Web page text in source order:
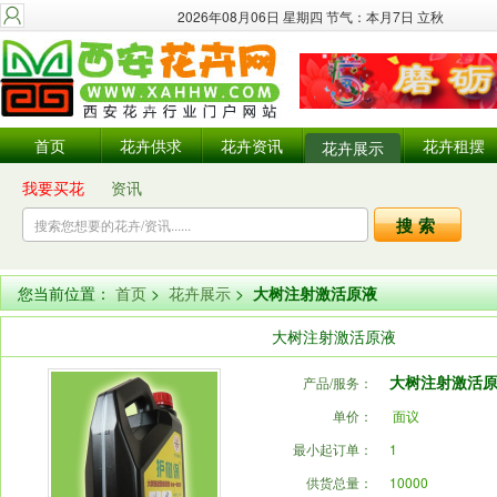
2026年08月06日 星期四 节气：本月7日 立秋
首页 花卉供求 花卉资讯 花卉展示
花卉租摆
我要买花
资讯
您当前位置：首页>花卉展示>大树注射激活原液
大树注射激活原液
产品/服务： 大树注射激活
单价：
面议
最小起订单：
1
供货总量：
10000